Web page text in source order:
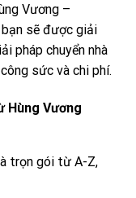
Vương –
bạn sẽ được giải
pháp chuyển nhà
sức và chi phí.
Hùng Vương
trọn gói từ A-Z,